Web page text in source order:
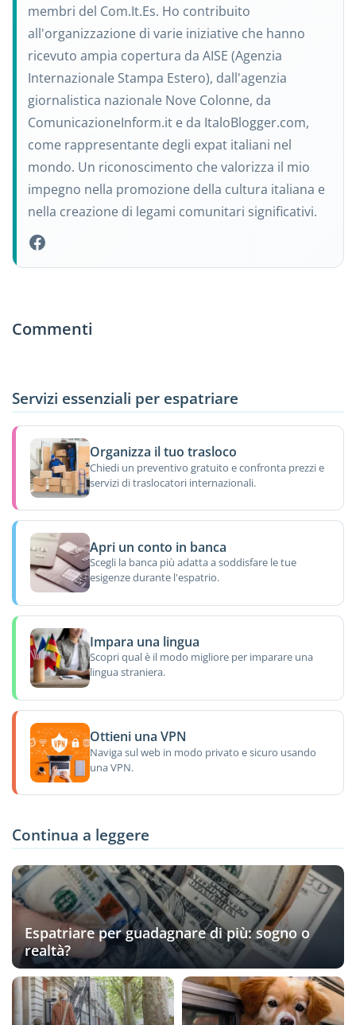
membri del Com.It.Es. Ho contribuito
all'organizzazione di varie iniziative che hanno
ricevuto ampia copertura da AISE (Agenzia
Internazionale Stampa Estero), dall'agenzia
giornalistica nazionale Nove Colonne, da
ComunicazioneInform.it e da ItaloBlogger.com,
come rappresentante degli expat italiani nel
mondo. Un riconoscimento che valorizza il mio
impegno nella promozione della cultura italiana e
nella creazione di legami comunitari significativi.
Commenti
Servizi essenziali per espatriare
Organizza il tuo trasloco
Chiedi un preventivo gratuito e confronta prezzi e
servizi di traslocatori internazionali.
Apri un conto in banca
Scegli la banca più adatta a soddisfare le tue
esigenze durante l'espatrio.
Impara una lingua
Scopri qual è il modo migliore per imparare una
lingua straniera.
Ottieni una VPN
Naviga sul web in modo privato e sicuro usando
una VPN.
Continua a leggere
Espatriare per guadagnare di più: sogno o
realtà?